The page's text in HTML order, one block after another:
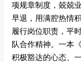
项规章制度，兢兢
早退，用满腔热情
履行岗位职责，平
队合作精神。一本
积极豁达的心态、